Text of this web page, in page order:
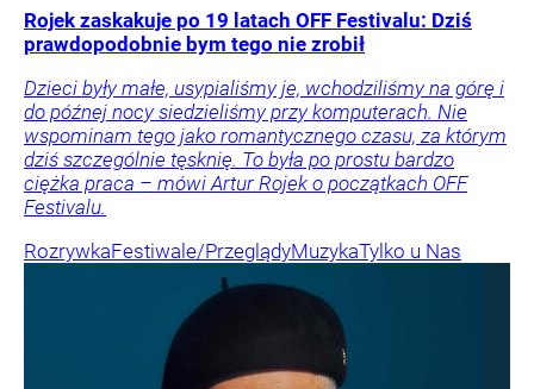
Rojek zaskakuje po 19 latach OFF Festivalu: Dziś
prawdopodobnie bym tego nie zrobił
Dzieci były małe, usypialiśmy je, wchodziliśmy na górę i
do późnej nocy siedzieliśmy przy komputerach. Nie
wspominam tego jako romantycznego czasu, za którym
dziś szczególnie tęsknię. To była po prostu bardzo
ciężka praca – mówi Artur Rojek o początkach OFF
Festivalu.
RozrywkaFestiwale/PrzeglądyMuzykaTylko u Nas